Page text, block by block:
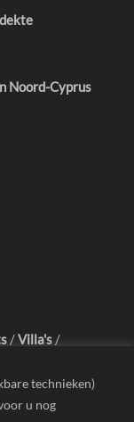
technieken)
u nog
Noord-Cyprus
/Villa's/